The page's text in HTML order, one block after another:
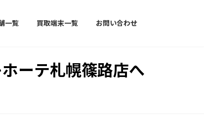
一覧 買取端末一覧 お問い合わせ
ーテ札幌篠路店へ